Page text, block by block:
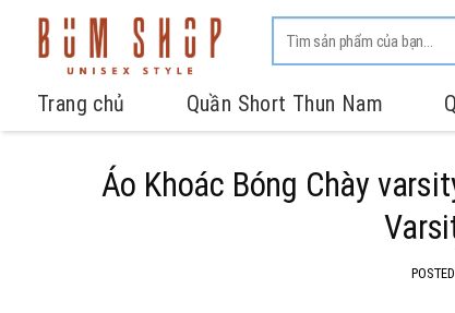
Trang chủ Quần Short Thun Nam
Áo Khoác Bóng Chày